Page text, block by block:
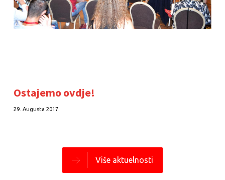
Ostajemo ovdje!
29. Augusta 2017.
Više aktuelnosti